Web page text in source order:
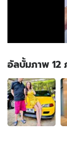
อัลบั้มภาพ 12
อัลบั้ม
ภาพ
12
ภาพ
ของ